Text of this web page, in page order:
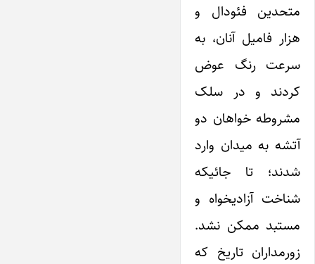
متحدین فئودال و
هزار فامیل آنان، به
سرعت رنگ عوض
کردند و در سلک
مشروطه خواهان دو
آتشه به میدان وارد
شدند؛ تا جائیکه
شناخت آزادیخواه و
مستبد ممکن نشد.
زورمداران تاریخ که